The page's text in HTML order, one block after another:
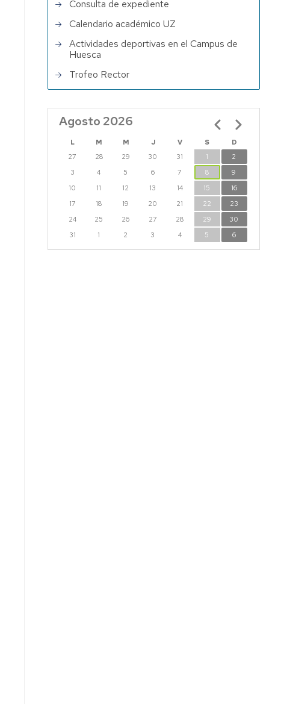
Consulta de expediente
Calendario académico UZ
Actividades deportivas en el Campus de
Huesca
Trofeo Rector
Agosto 2026
L M M J V S
D
27
28 29 30 31 1
2
3
4 5 6 7 8
9
10
11 12 13 14 15
16
17
18 19 20 21 22
23
24
25 26 27 28 29
30
31
1 2 3 4 5 6
Paginación